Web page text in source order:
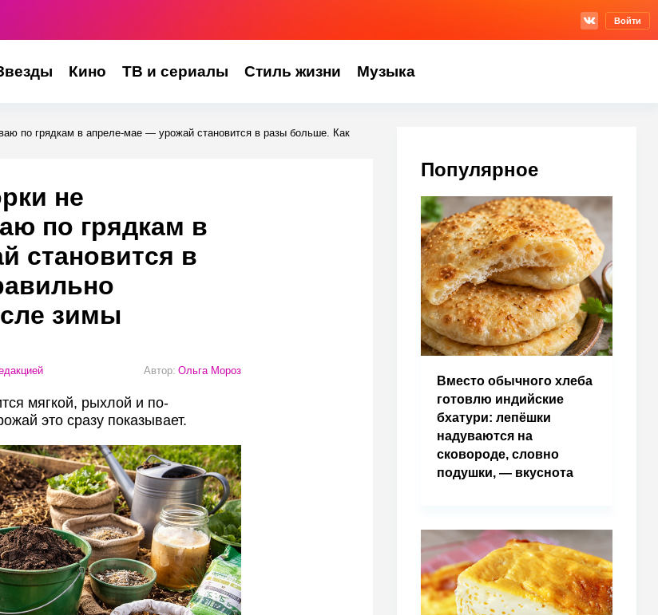
Войти
Кино ТВ и сериалы Стиль жизни Музыка
по грядкам в апреле-мае — урожай становится в разы больше. Как
не
по грядкам в
становится в
зимы
Автор: Ольга Мороз
мягкой, рыхлой и по-
это сразу показывает.
Популярное
Вместо обычного хлеба
готовлю индийские
бхатури: лепёшки
надуваются на
сковороде, словно
подушки, — вкуснота